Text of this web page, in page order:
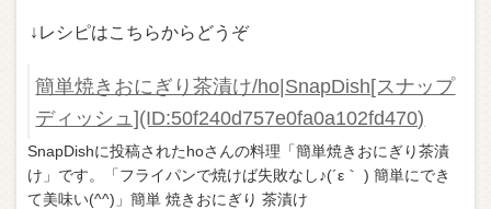
↓レシピはこちらからどうぞ
簡単焼きおにぎり茶漬け/ho|SnapDish[スナップ
ディッシュ](ID:50f240d757e0fa0a102fd470)
SnapDishに投稿されたhoさんの料理「簡単焼きおにぎり茶漬
け」です。「フライパンで焼けば失敗なし♪(´ε｀ ) 簡単にでき
て美味い(^^)」簡単 焼きおにぎり 茶漬け